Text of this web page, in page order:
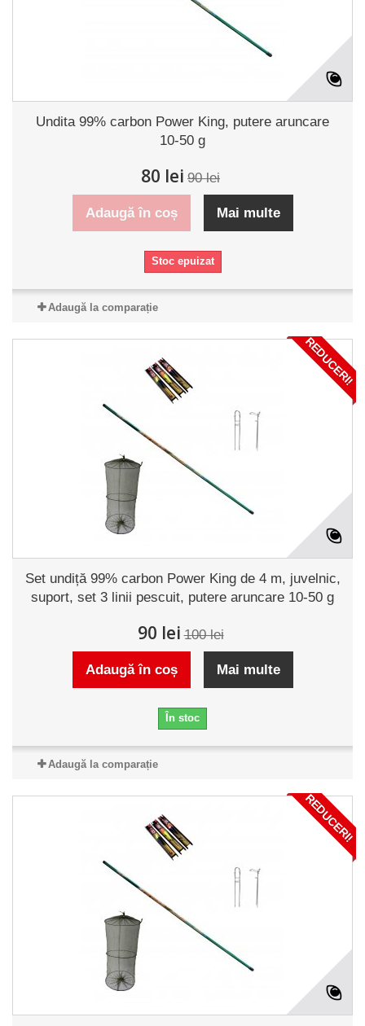
Undita 99% carbon Power King, putere aruncare
10-50 g
80 lei 90 lei
Adaugă în coș Mai multe
Stoc epuizat
Adaugă la comparație
REDUCERI!
Set undiță 99% carbon Power King de 4 m, juvelnic,
suport, set 3 linii pescuit, putere aruncare 10-50 g
90 lei 100 lei
Adaugă în coș Mai multe
În stoc
Adaugă la comparație
REDUCERI!